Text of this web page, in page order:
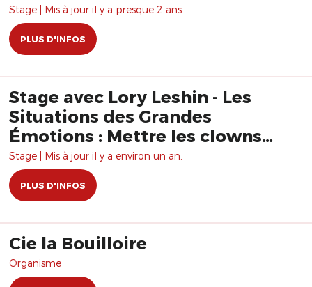
Stage | Mis à jour il y a presque 2 ans.
PLUS D'INFOS
Stage avec Lory Leshin - Les
Situations des Grandes
Émotions : Mettre les clowns
dans le Mélodrame et la
Tragédie de tous les jours, de
tous les temps.
Stage | Mis à jour il y a environ un an.
PLUS D'INFOS
Cie la Bouilloire
Organisme